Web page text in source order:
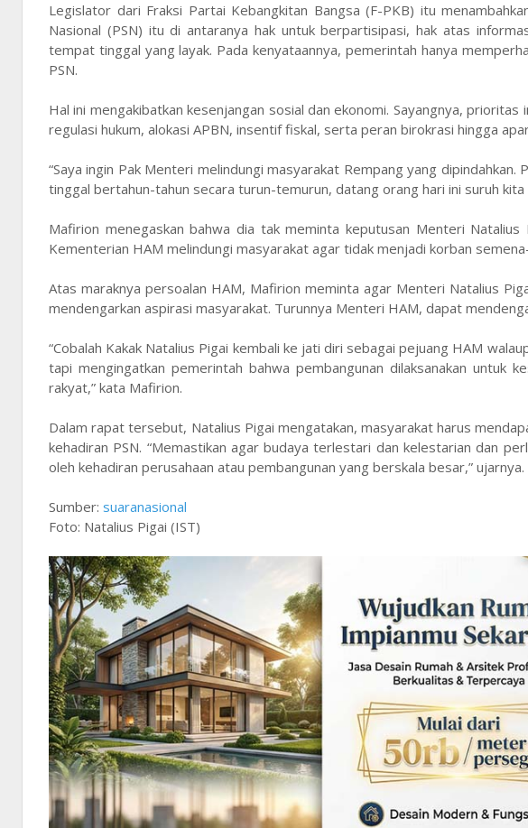
Legislator dari Fraksi Partai Kebangkitan Bangsa (F-PKB) itu
Nasional (PSN) itu di antaranya hak untuk berpartisipasi, hak atas
tempat tinggal yang layak. Pada kenyataannya, pemerintah hanya
PSN.
Hal ini mengakibatkan kesenjangan sosial dan ekonomi. Sayangnya,
regulasi hukum, alokasi APBN, insentif fiskal, serta peran birokrasi hingga
“Saya ingin Pak Menteri melindungi masyarakat Rempang yang
tinggal bertahun-tahun secara turun-temurun, datang orang hari ini suruh kita
Mafirion menegaskan bahwa dia tak meminta keputusan Menteri Natalius
Kementerian HAM melindungi masyarakat agar tidak menjadi korban
Atas maraknya persoalan HAM, Mafirion meminta agar Menteri Natalius
mendengarkan aspirasi masyarakat. Turunnya Menteri HAM, dapat
“Cobalah Kakak Natalius Pigai kembali ke jati diri sebagai pejuang HAM
tapi mengingatkan pemerintah bahwa pembangunan dilaksanakan untuk
rakyat,” kata Mafirion.
Dalam rapat tersebut, Natalius Pigai mengatakan, masyarakat harus
kehadiran PSN. “Memastikan agar budaya terlestari dan kelestarian dan
oleh kehadiran perusahaan atau pembangunan yang berskala besar,” ujarnya.
Sumber: suaranasional
Foto: Natalius Pigai (IST)